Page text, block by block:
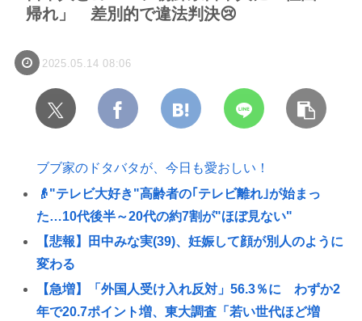
帰れ」 差別的で違法判決😢
2025.05.14 08:06
ブブ家のドタバタが、今日も愛おしい！
👴"テレビ大好き"高齢者の｢テレビ離れ｣が始まっ
た…10代後半～20代の約7割が"ほぼ見ない"
【悲報】田中みな実(39)、妊娠して顔が別人のように
変わる
【急増】「外国人受け入れ反対」56.3％に わずか2
年で20.7ポイント増、東大調査「若い世代ほど増